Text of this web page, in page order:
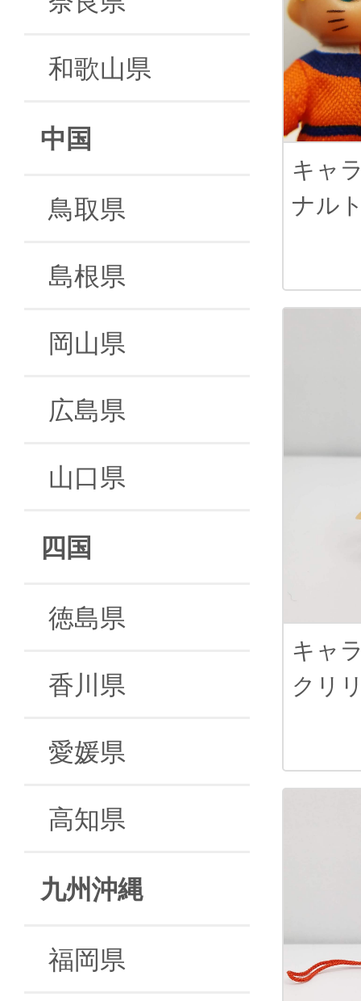
和歌山県
中国
鳥取県
島根県
岡山県
広島県
山口県
四国
徳島県
香川県
愛媛県
高知県
九州沖縄
福岡県
キャ
ナル
キャ
クリ